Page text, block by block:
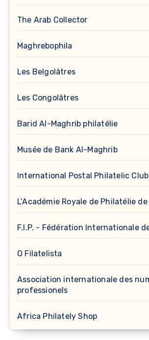
The Arab Collector
Maghrebophila
Les Belgolâtres
Les Congolâtres
Barid Al-Maghrib philatélie
Musée de Bank Al-Maghrib
International Postal Philatelic Club
L’Académie Royale de Philatélie
F.I.P. - Fédération Internationale
O Filatelista
Association internationale des
professionels
Africa Philately Shop